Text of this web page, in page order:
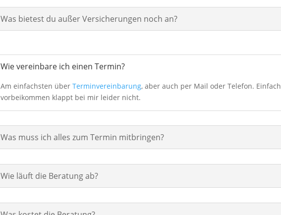
Was bietest du außer Versicherungen noch an?
Wie vereinbare ich einen Termin?
Am einfachsten über Terminvereinbarung, aber auch per Mail oder Telefon. Einfach
vorbeikommen klappt bei mir leider nicht.
Was muss ich alles zum Termin mitbringen?
Wie läuft die Beratung ab?